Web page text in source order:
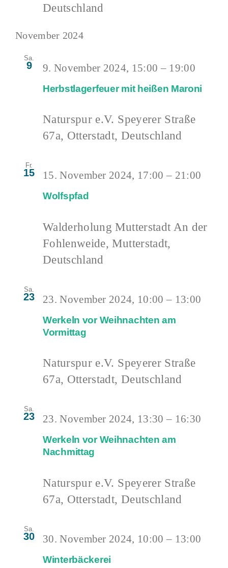
Deutschland
November 2024
Sa.
9
Herbstlagerfeuer mit heißen Maroni
9. November 2024, 15:00 – 19:00
Naturspur e.V. Speyerer Straße
67a, Otterstadt, Deutschland
Fr.
15
Wolfspfad
15. November 2024, 17:00 – 21:00
Walderholung Mutterstadt An der
Fohlenweide, Mutterstadt,
Deutschland
Sa.
23
Werkeln vor Weihnachten am
Vormittag
23. November 2024, 10:00 – 13:00
Naturspur e.V. Speyerer Straße
67a, Otterstadt, Deutschland
Sa.
23
Werkeln vor Weihnachten am
Nachmittag
23. November 2024, 13:30 – 16:30
Naturspur e.V. Speyerer Straße
67a, Otterstadt, Deutschland
Sa.
30
Winterbäckerei
30. November 2024, 10:00 – 13:00